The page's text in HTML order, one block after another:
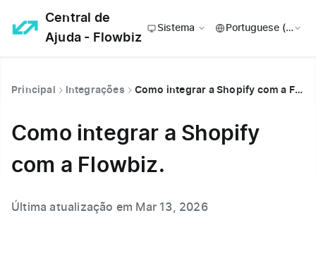
Central de
Ajuda - Flowbiz
Sistema
Principal Integrações Como integrar a Shopify com a Flowbiz.
Como integrar a Shopify
com a Flowbiz.
Última atualização em Mar 13, 2026